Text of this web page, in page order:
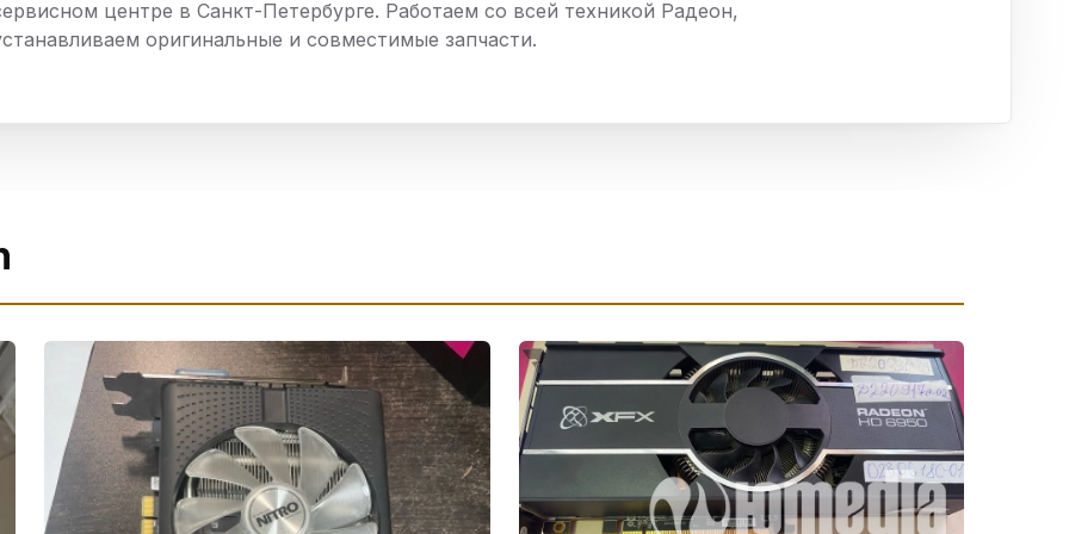
шкаф Вентиляция Осушитель воздуха
центре в Санкт-Петербурге. Работаем со всей техникой Радеон,
оригинальные и совместимые запчасти.